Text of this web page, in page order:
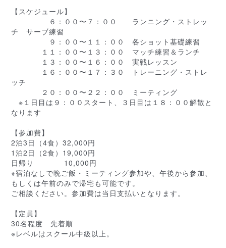
【スケジュール】
６：００〜７：００ ランニング・ストレッ
チ サーブ練習
９：００〜１１：００ 各ショット基礎練習
１１：００〜１３：００ マッチ練習＆ランチ
１３：００〜１６：００ 実戦レッスン
１６：００〜１７：３０ トレーニング・ストレ
ッチ
２０：００〜２２：００ ミーティング
※１日目は９：００スタート、３日目は１８：００解散 と
なります
【参加費】
2泊3日（4食）32,000円
1泊2日（2食）19,000円
日帰り 10,000円
※宿泊なしで晩ご飯・ミーティング参加や、午後から参加、
もしくは午前のみで帰宅も可能です。
ご相談ください。参加費は当日支払いとなります。
【定員】
30名程度 先着順
※レベルはスクール中級以上。